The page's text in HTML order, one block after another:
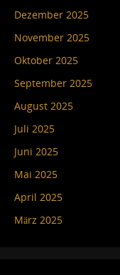
Dezember 2025
November 2025
Oktober 2025
September 2025
August 2025
Juli 2025
Juni 2025
Mai 2025
April 2025
März 2025